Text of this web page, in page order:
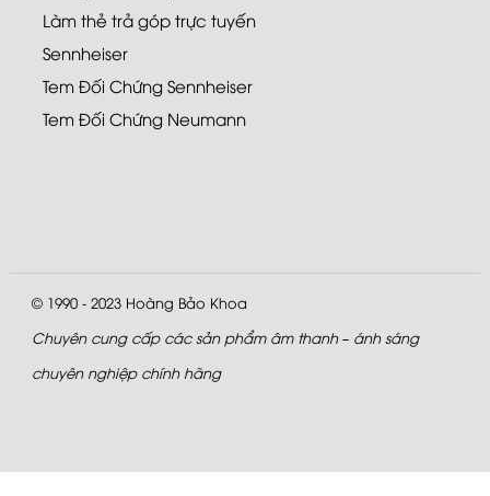
Làm thẻ trả góp trực tuyến
Sennheiser
Tem Đối Chứng Sennheiser
Tem Đối Chứng Neumann
© 1990 - 2023 Hoàng Bảo Khoa
Chuyên cung cấp các sản phẩm âm thanh – ánh sáng
chuyên nghiệp chính hãng